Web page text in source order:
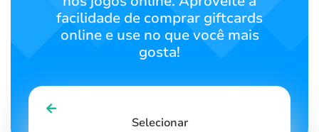
facilidade de comprar giftcards
online e use no que você mais
gosta!
Selecionar